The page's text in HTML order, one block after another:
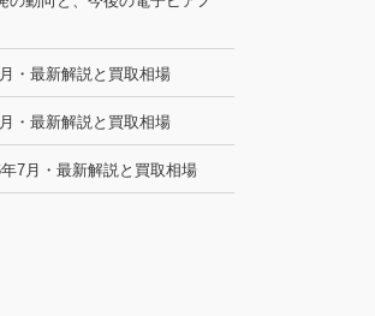
・最新解説と買取相場
・最新解説と買取相場
7月・最新解説と買取相場